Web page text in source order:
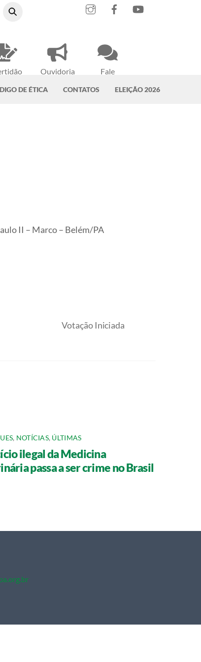
Ouvidoria
Fale
InstagramFacebook
DE ÉTICA CONTATOS ELEIÇÃO 2026
II – Marco – Belém/PA
Votação Iniciada
, NOTÍCIAS, ÚLTIMAS
ilegal da Medicina
passa a ser crime no Brasil